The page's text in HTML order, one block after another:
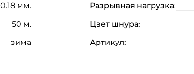
0.18 мм.
Разрывная нагрузка:
50 м.
Цвет шнура:
зима Артикул: